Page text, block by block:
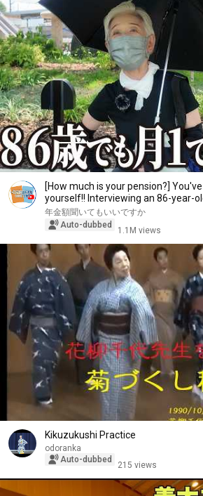
[How much is your pension?]
yourself!! Interviewing an 86-year-
年金額聞いてもいいですか
Auto-dubbed
1.1M views
Kikuzukushi Practice
odoranka
Auto-dubbed
215 views